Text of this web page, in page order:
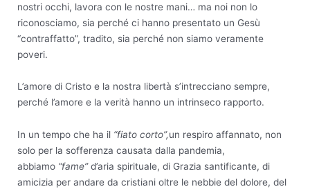
nostri occhi, lavora con le nostre mani… ma noi non lo
riconosciamo, sia perché ci hanno presentato un Gesù
“contraffatto”, tradito, sia perché non siamo veramente
poveri.
L’amore di Cristo e la nostra libertà s’intrecciano sempre,
perché l’amore e la verità hanno un intrinseco rapporto.
In un tempo che ha il “fiato corto”,un respiro affannato, non
solo per la sofferenza causata dalla pandemia,
abbiamo “fame”d’aria spirituale, di Grazia santificante, di
amicizia per andare da cristiani oltre le nebbie del dolore, del